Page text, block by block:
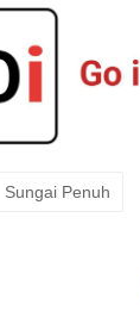
Sungai Penuh